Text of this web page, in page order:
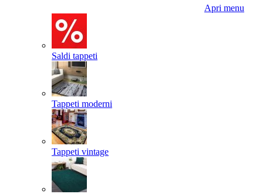
Apri menu
Saldi tappeti
Tappeti moderni
Tappeti vintage